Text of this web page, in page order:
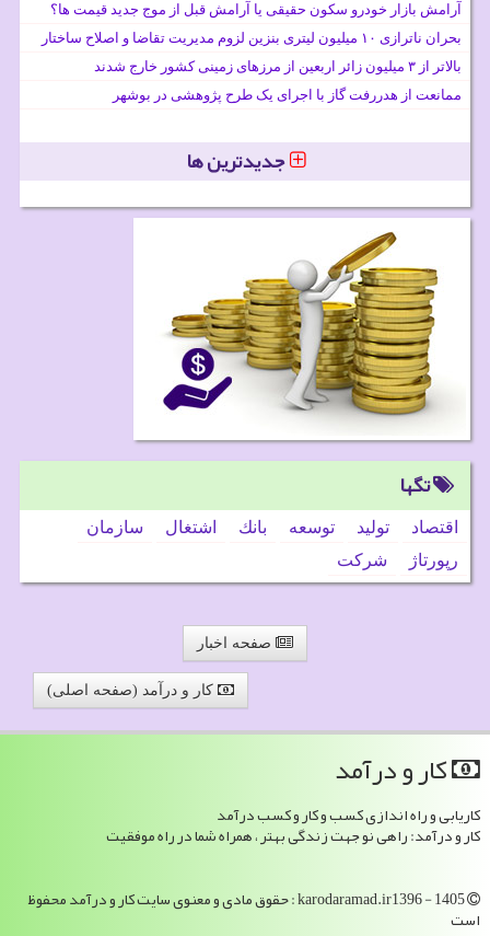
آرامش بازار خودرو سکون حقیقی یا آرامش قبل از موج جدید قیمت ها؟
بحران ناترازی ۱۰ میلیون لیتری بنزین لزوم مدیریت تقاضا و اصلاح ساختار
بالاتر از ۳ میلیون زائر اربعین از مرزهای زمینی کشور خارج شدند
ممانعت از هدررفت گاز با اجرای یک طرح پژوهشی در بوشهر
جدیدترین ها
تگها
اقتصاد تولید توسعه بانك اشتغال
سازمان
رپورتاژ
شركت
صفحه اخبار
کار و درآمد (صفحه اصلی)
كار و درآمد
کاریابی و راه اندازی کسب و کار و کسب درآمد
کار و درآمد: راهی نو جهت زندگی بهتر ، همراه شما در راه موفقیت
karodaramad.ir1396 - 1405 : حقوق مادی و معنوی سایت كار و درآمد محفوظ
است